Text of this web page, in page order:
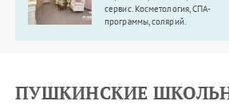
сервис. Косметология, СПА-
программы, солярий.
ПУШКИНСКИЕ